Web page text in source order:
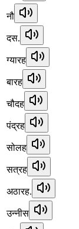
नौ
दस.
ग्यारह
बारह
चौदह
पंद्रह
सोलह
सत्रह
अठारह.
उन्नीस